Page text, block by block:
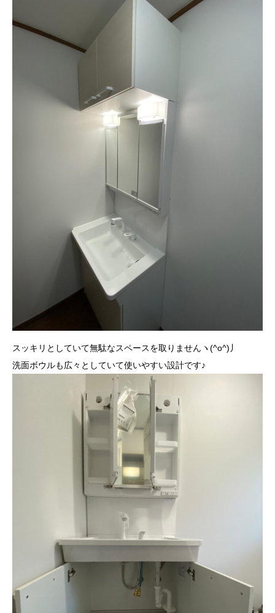
スッキリとしていて無駄なスペースを取りませんヽ(^o^)丿
洗面ボウルも広々としていて使いやすい設計です♪